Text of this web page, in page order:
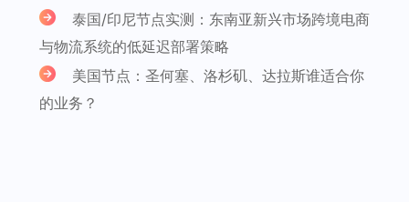
泰国/印尼节点实测：东南亚新兴市场跨境电商
与物流系统的低延迟部署策略
美国节点：圣何塞、洛杉矶、达拉斯谁适合你
的业务？